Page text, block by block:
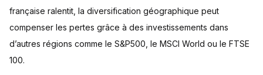
française ralentit, la diversification géographique peut
compenser les pertes grâce à des investissements dans
d’autres régions comme le S&P500, le MSCI World ou le FTSE
100.